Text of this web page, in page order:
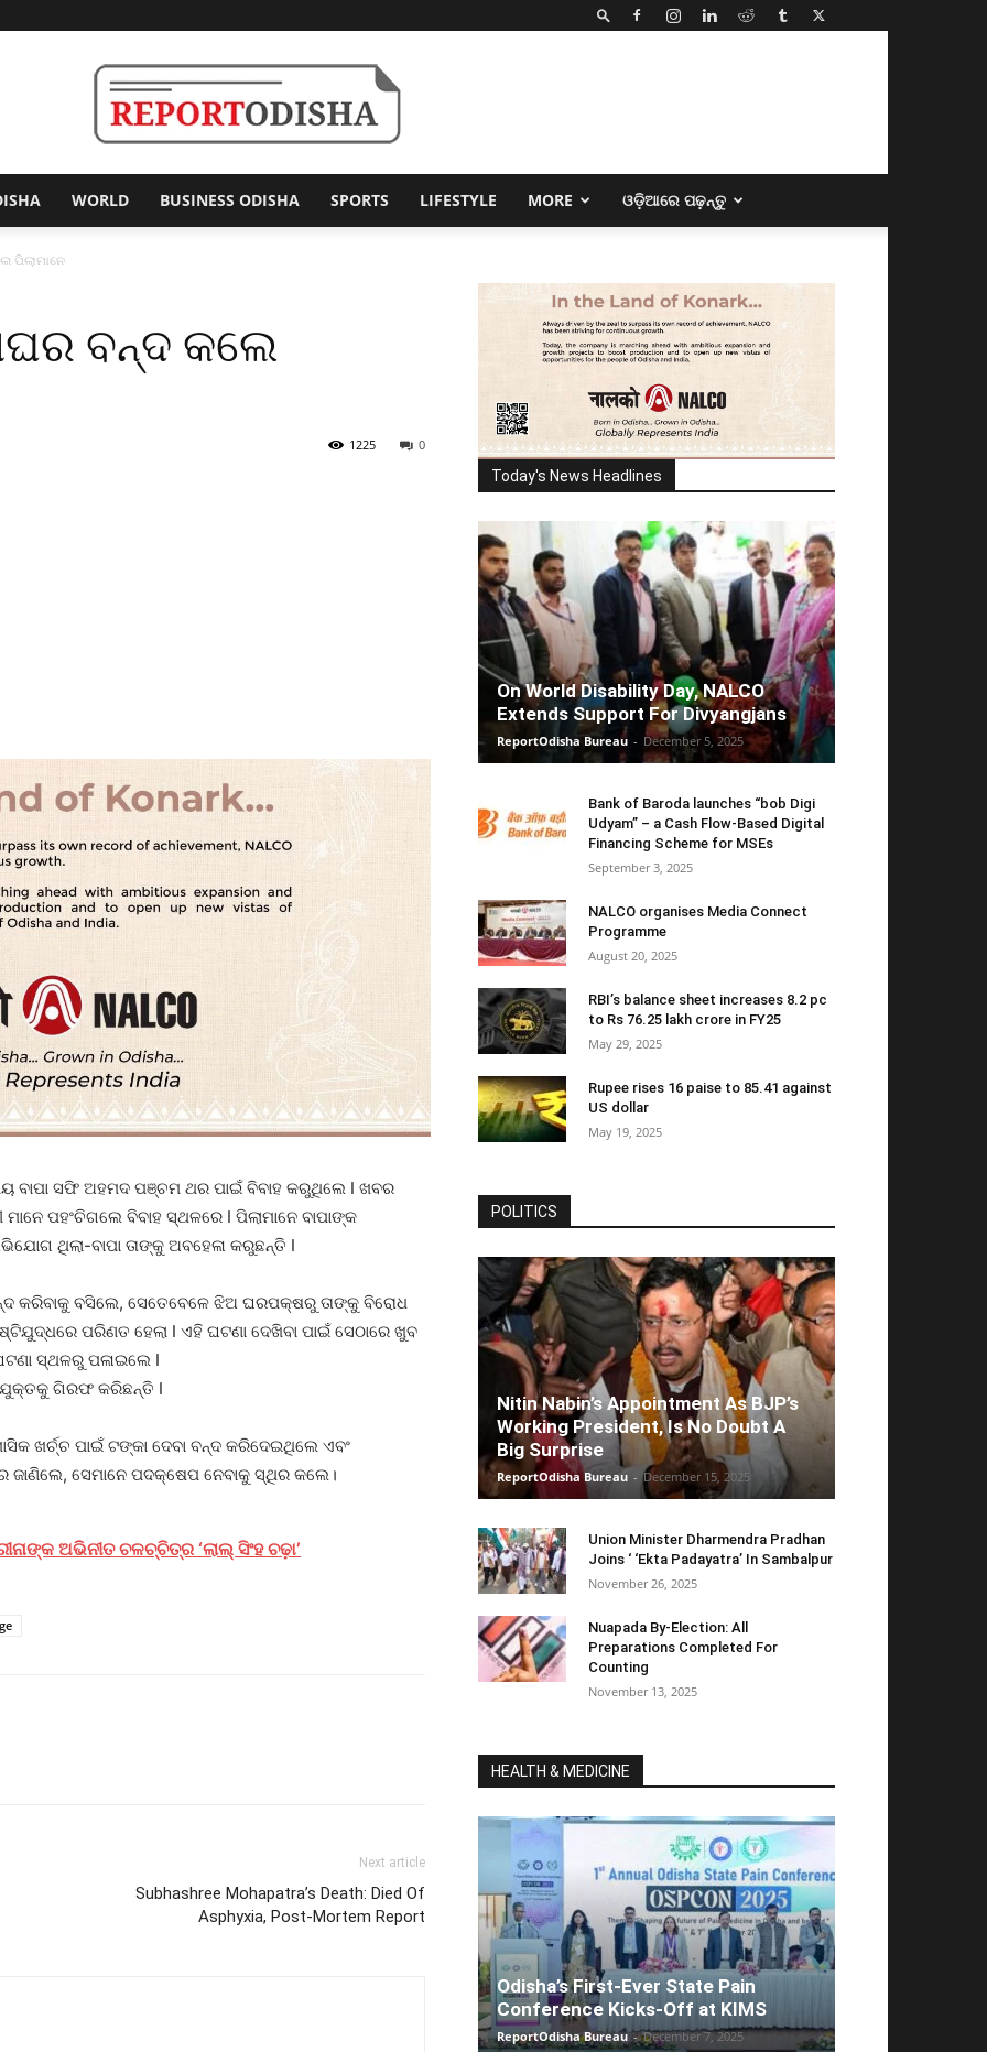
Odisha
WORLD BUSINESS ODISHA SPORTS LIFESTYLE MORE ଓଡ଼ିଆରେ ପଢ଼ନ୍ତୁ
ପିଲାମାନେ
ବନ୍ଦ କଲେ
0
1225
ବାପା ସଫି ଅହମଦ ପଞ୍ଚମ ଥର ପାଇଁ ବିବାହ କରୁଥିଲେ I ଖବର
ପହଂଚିଗଲେ ବିବାହ ସ୍ଥଳରେ I ପିଲାମାନେ ବାପାଙ୍କ
ଥିଲା-ବାପା ତାଙ୍କୁ ଅବହେଳା କରୁଛନ୍ତି I
କରିବାକୁ ବସିଲେ, ସେତେବେଳେ ଝିଅ ଘରପକ୍ଷରୁ ତାଙ୍କୁ ବିରୋଧ
ପରିଣତ ହେଲା I ଏହି ଘଟଣା ଦେଖିବା ପାଇଁ ସେଠାରେ ଖୁବ
ସ୍ଥଳରୁ ପଳାଇଲେ I
ଗିରଫ କରିଛନ୍ତି I
ଖର୍ଚ୍ଚ ପାଇଁ ଟଙ୍କା ଦେବା ବନ୍ଦ କରିଦେଇଥିଲେ ଏବଂ
ଜାଣିଲେ, ସେମାନେ ପଦକ୍ଷେପ ନେବାକୁ ସ୍ଥିର କଲେ।
ଅଭିନୀତ ଚଳଚ୍ଚିତ୍ର ‘ଲାଲ୍ ସିଂହ ଚଢ଼ା‌’
Next article
Subhashree Mohapatra’s Death: Died Of
Asphyxia, Post-Mortem Report
Today's News Headlines
On World Disability Day, NALCO
Extends Support For Divyangjans
ReportOdisha Bureau - December 5, 2025
Bank of Baroda launches “bob Digi
Udyam” – a Cash Flow-Based Digital
Financing Scheme for MSEs
September 3, 2025
NALCO organises Media Connect
Programme
August 20, 2025
RBI’s balance sheet increases 8.2 pc
to Rs 76.25 lakh crore in FY25
May 29, 2025
Rupee rises 16 paise to 85.41 against
US dollar
May 19, 2025
POLITICS
Nitin Nabin’s Appointment As BJP’s
Working President, Is No Doubt A
Big Surprise
ReportOdisha Bureau - December 15, 2025
Union Minister Dharmendra Pradhan
Joins ‘ ‘Ekta Padayatra’ In Sambalpur
November 26, 2025
Nuapada By-Election: All
Preparations Completed For
Counting
November 13, 2025
HEALTH & MEDICINE
Odisha’s First-Ever State Pain
Conference Kicks-Off at KIMS
ReportOdisha Bureau - December 7, 2025